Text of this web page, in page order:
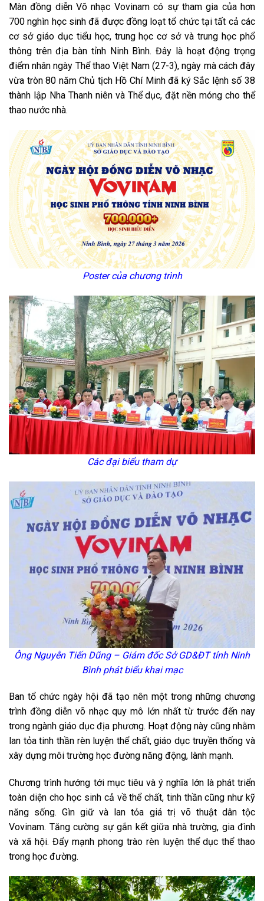
Màn đồng diễn Võ nhạc Vovinam có sự tham gia của hơn
700 nghìn học sinh đã được đồng loạt tổ chức tại tất cả các
cơ sở giáo dục tiểu học, trung học cơ sở và trung học phổ
thông trên địa bàn tỉnh Ninh Bình. Đây là hoạt động trọng
điểm nhân ngày Thể thao Việt Nam (27-3), ngày mà cách đây
vừa tròn 80 năm Chủ tịch Hồ Chí Minh đã ký Sắc lệnh số 38
thành lập Nha Thanh niên và Thể dục, đặt nền móng cho thể
thao nước nhà.
Poster của chương trình
Các đại biểu tham dự
Ông Nguyễn Tiến Dũng – Giám đốc Sở GD&ĐT tỉnh Ninh
Bình phát biểu khai mạc
Ban tổ chức ngày hội đã tạo nên một trong những chương
trình đồng diễn võ nhạc quy mô lớn nhất từ trước đến nay
trong ngành giáo dục địa phương. Hoạt động này cũng nhằm
lan tỏa tinh thần rèn luyện thể chất, giáo dục truyền thống và
xây dựng môi trường học đường năng động, lành mạnh.
Chương trình hướng tới mục tiêu và ý nghĩa lớn là phát triển
toàn diện cho học sinh cả về thể chất, tinh thần cũng như kỹ
năng sống. Gìn giữ và lan tỏa giá trị võ thuật dân tộc
Vovinam. Tăng cường sự gắn kết giữa nhà trường, gia đình
và xã hội. Đẩy mạnh phong trào rèn luyện thể dục thể thao
trong học đường.